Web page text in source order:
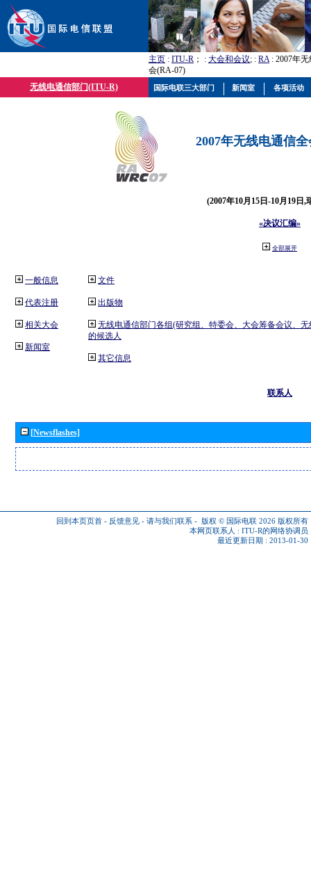
主页 : ITU-R ； : 大会和会议; : RA: 2007年
会(RA-07)
无线电通信部门(ITU-R)
2007年无线电通信
(2007年10月15日-10月19日,
«决议汇编»
全部展开
一般信息
代表注册
相关大会
新闻室
文件
出版物
无线电通信部门各组(研究组、特委会、大会筹备会议、
的候选人
其它信息
联系人
[Newsflashes]
回到本页页首 - 反馈意见 - 请与我们联系 - 版权 © 国际电联 2026 版权所有
本网页联系人 : ITU-R的网络协调员
最近更新日期 : 2013-01-30
国际电联三大部门 新闻室 各项活动